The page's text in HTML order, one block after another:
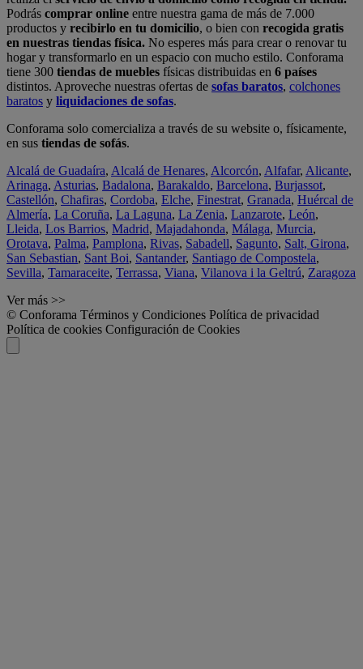
Podrás comprar online entre nuestra gama de más de 7.000
productos y recibirlo en tu domicilio, o bien con recogida gratis
en nuestras tiendas física. No esperes más para crear o renovar tu
hogar y transformarlo en un espacio con mucho estilo. Conforama
tiene 300 tiendas de muebles físicas distribuidas en 6 países
distintos. Aproveche nuestras ofertas de sofas baratos, colchones
baratos y liquidaciones de sofas.
Conforama solo comercializa a través de su website o, físicamente,
en sus tiendas de sofás.
Alcalá de Guadaíra, Alcalá de Henares, Alcorcón, Alfafar, Alicante,
Arinaga, Asturias, Badalona, Barakaldo, Barcelona, Burjassot,
Castellón, Chafiras, Cordoba, Elche, Finestrat, Granada, Huércal de
Almería, La Coruña, La Laguna, La Zenia, Lanzarote, León,
Lleida, Los Barrios, Madrid, Majadahonda, Málaga, Murcia,
Orotava, Palma, Pamplona, Rivas, Sabadell, Sagunto, Salt, Girona,
San Sebastian, Sant Boi, Santander, Santiago de Compostela,
Sevilla, Tamaraceite, Terrassa, Viana, Vilanova i la Geltrú, Zaragoza
Ver más >>
© Conforama Términos y Condiciones Política de privacidad
Política de cookies Configuración de Cookies